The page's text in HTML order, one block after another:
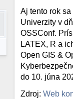
Aj tento rok
Univerzity v
OSSConf.
LATEX, R a
Open GIS &
do 10. júna
Zdroj:Web